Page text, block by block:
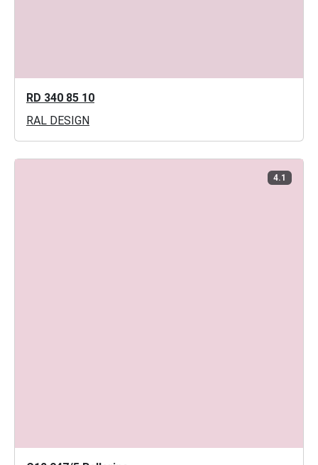
RD 340 85 10
RAL DESIGN
4.1